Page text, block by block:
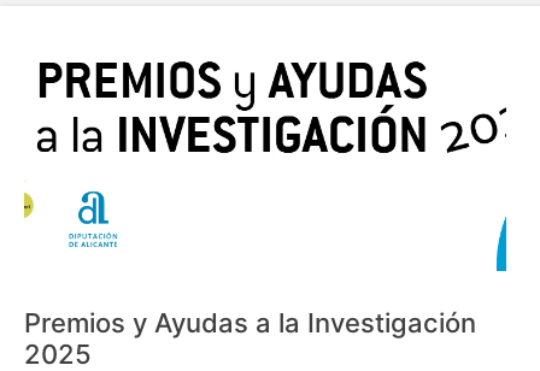
Premios y Ayudas a la Investigación
2025